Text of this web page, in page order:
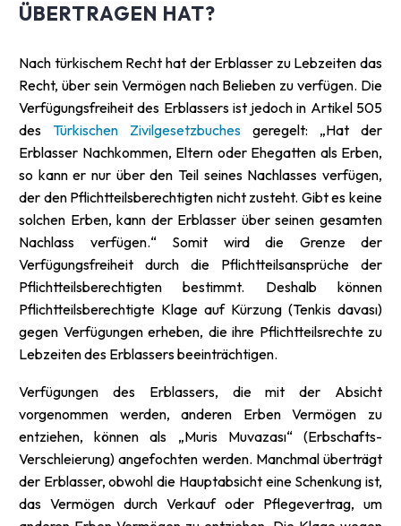
ÜBERTRAGEN HAT?
Nach türkischem Recht hat der Erblasser zu Lebzeiten das
Recht, über sein Vermögen nach Belieben zu verfügen. Die
Verfügungsfreiheit des Erblassers ist jedoch in Artikel 505
des Türkischen Zivilgesetzbuches geregelt: „Hat der
Erblasser Nachkommen, Eltern oder Ehegatten als Erben,
so kann er nur über den Teil seines Nachlasses verfügen,
der den Pflichtteilsberechtigten nicht zusteht. Gibt es keine
solchen Erben, kann der Erblasser über seinen gesamten
Nachlass verfügen.“ Somit wird die Grenze der
Verfügungsfreiheit durch die Pflichtteilsansprüche der
Pflichtteilsberechtigten bestimmt. Deshalb können
Pflichtteilsberechtigte Klage auf Kürzung (Tenkis davası)
gegen Verfügungen erheben, die ihre Pflichtteilsrechte zu
Lebzeiten des Erblassers beeinträchtigen.
Verfügungen des Erblassers, die mit der Absicht
vorgenommen werden, anderen Erben Vermögen zu
entziehen, können als „Muris Muvazası“ (Erbschafts-
Verschleierung) angefochten werden. Manchmal überträgt
der Erblasser, obwohl die Hauptabsicht eine Schenkung ist,
das Vermögen durch Verkauf oder Pflegevertrag, um